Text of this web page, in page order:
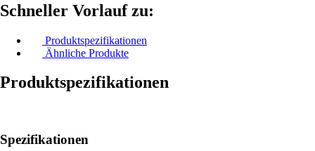
Schneller Vorlauf zu:
Produktspezifikationen
Ähnliche Produkte
Produktspezifikationen
Spezifikationen